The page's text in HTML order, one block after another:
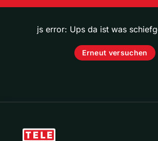
js error: Ups da ist was
Erneut versuchen